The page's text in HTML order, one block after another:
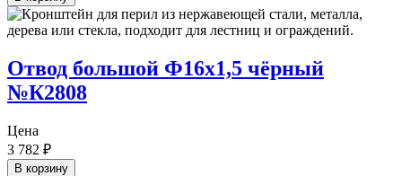
Отвод большой Ф16х1,5 чёрный
№К2808
Цена
3 782 ₽
В корзину